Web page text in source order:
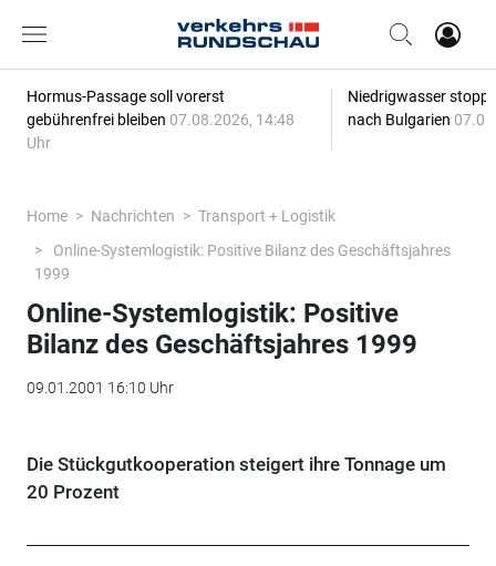
Hormus-Passage soll vorerst
gebührenfrei bleiben 07.08.2026, 14:48
Uhr
Niedrigwasser
nach Bulgarien
Home Nachrichten
Transport + Logistik
Online-Systemlogistik: Positive Bilanz des Geschäftsjahres
1999
Online-Systemlogistik: Positive
Bilanz des Geschäftsjahres 1999
09.01.2001 16:10 Uhr
Die Stückgutkooperation steigert ihre Tonnage um
20 Prozent